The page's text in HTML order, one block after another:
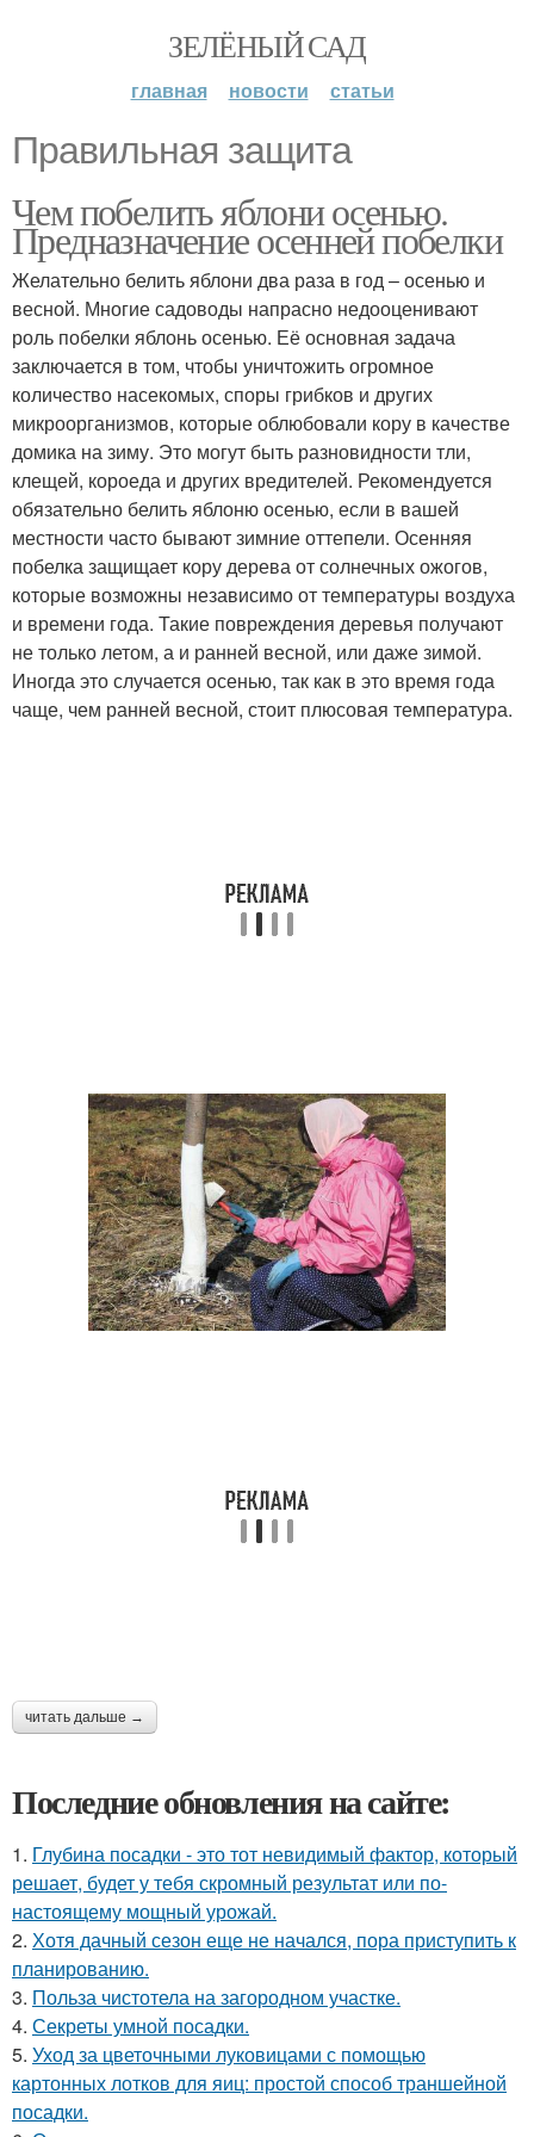
ЗЕЛЁНЫЙ САД
главная новости статьи
Правильная защита
Чем побелить яблони осенью.
Предназначение осенней побелки
Желательно белить яблони два раза в год – осенью и
весной. Многие садоводы напрасно недооценивают
роль побелки яблонь осенью. Её основная задача
заключается в том, чтобы уничтожить огромное
количество насекомых, споры грибков и других
микроорганизмов, которые облюбовали кору в качестве
домика на зиму. Это могут быть разновидности тли,
клещей, короеда и других вредителей. Рекомендуется
обязательно белить яблоню осенью, если в вашей
местности часто бывают зимние оттепели. Осенняя
побелка защищает кору дерева от солнечных ожогов,
которые возможны независимо от температуры воздуха
и времени года. Такие повреждения деревья получают
не только летом, а и ранней весной, или даже зимой.
Иногда это случается осенью, так как в это время года
чаще, чем ранней весной, стоит плюсовая температура.
читать дальше →
Последние обновления на сайте:
1. Глубина посадки - это тот невидимый фактор, который
решает, будет у тебя скромный результат или по-
настоящему мощный урожай.
2. Хотя дачный сезон еще не начался, пора приступить к
планированию.
3. Польза чистотела на загородном участке.
4. Секреты умной посадки.
5. Уход за цветочными луковицами с помощью
картонных лотков для яиц: простой способ траншейной
посадки.